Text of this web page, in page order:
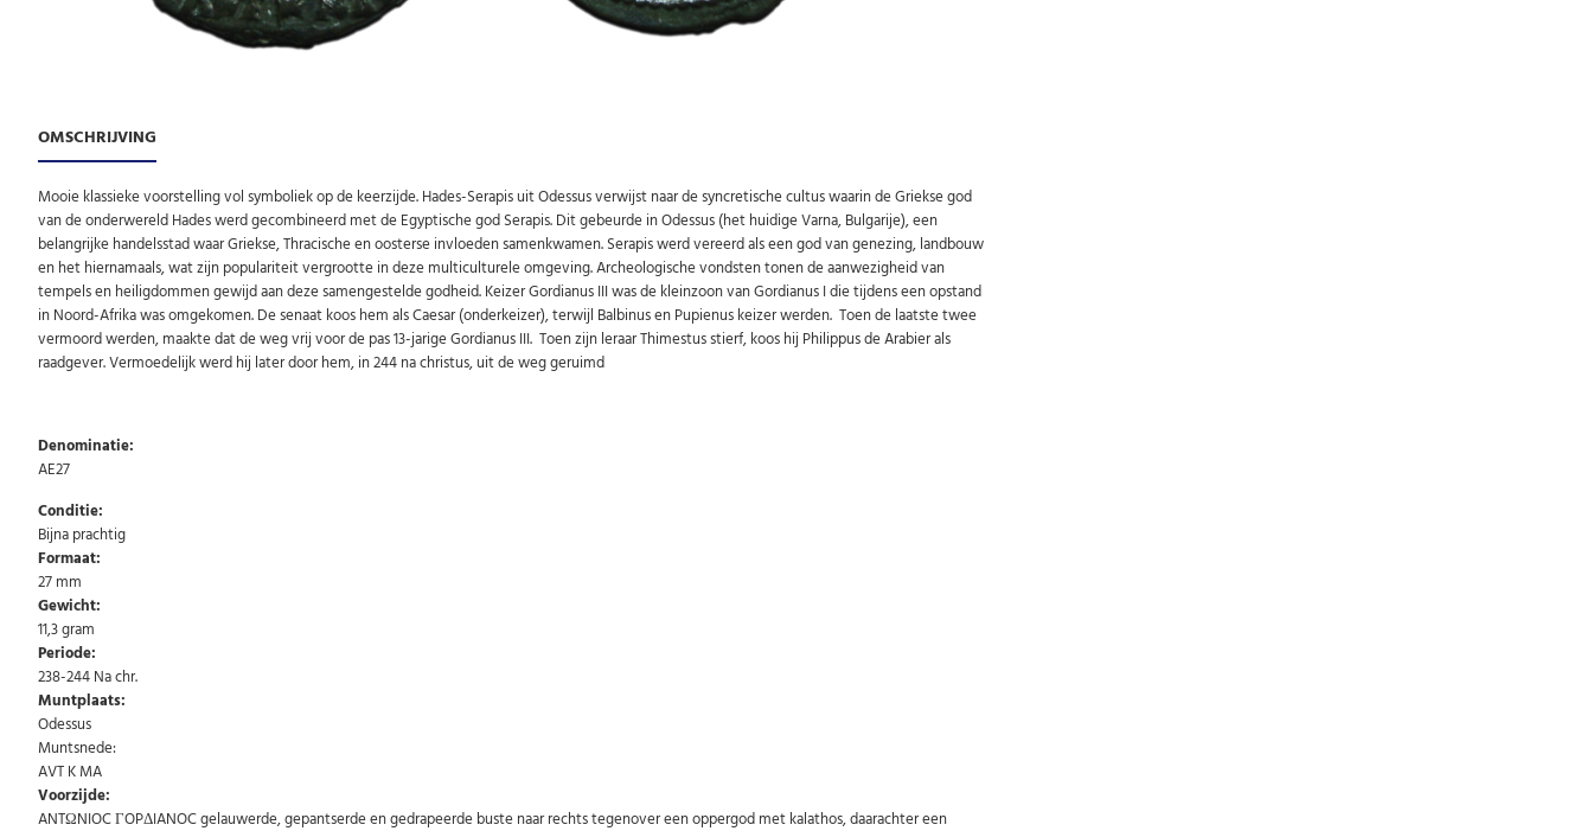
OMSCHRIJVING
Mooie klassieke voorstelling vol symboliek op de keerzijde. Hades-Serapis uit Odessus verwijst naar de syncretische cultus waarin de Griekse god
van de onderwereld Hades werd gecombineerd met de Egyptische god Serapis. Dit gebeurde in Odessus (het huidige Varna, Bulgarije), een
belangrijke handelsstad waar Griekse, Thracische en oosterse invloeden samenkwamen. Serapis werd vereerd als een god van genezing, landbouw
en het hiernamaals, wat zijn populariteit vergrootte in deze multiculturele omgeving. Archeologische vondsten tonen de aanwezigheid van
tempels en heiligdommen gewijd aan deze samengestelde godheid. Keizer Gordianus III was de kleinzoon van Gordianus I die tijdens een opstand
in Noord-Afrika was omgekomen. De senaat koos hem als Caesar (onderkeizer), terwijl Balbinus en Pupienus keizer werden. Toen de laatste twee
vermoord werden, maakte dat de weg vrij voor de pas 13-jarige Gordianus III. Toen zijn leraar Thimestus stierf, koos hij Philippus de Arabier als
raadgever. Vermoedelijk werd hij later door hem, in 244 na christus, uit de weg geruimd
Denominatie:
AE27
Conditie:
Bijna prachtig
Formaat:
27 mm
Gewicht:
11,3 gram
Periode:
238-244 Na chr.
Muntplaats:
Odessus
Muntsnede:
AVT K MA
Voorzijde:
ANTΩNIOC ΓOPΔIANOC gelauwerde, gepantserde en gedrapeerde buste naar rechts tegenover een oppergod met kalathos, daarachter een